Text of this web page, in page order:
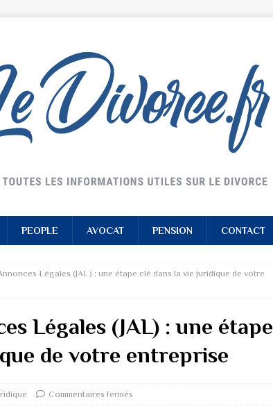
PEOPLE AVOCAT PENSION CONTACT
Légales (JAL) : une étape clé dans la vie juridique de votre
Légales (JAL) : une étape
de votre entreprise
Commentaires fermés